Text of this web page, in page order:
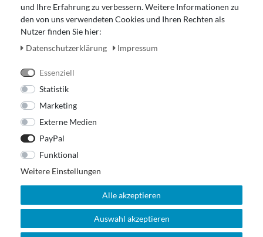
Widerrufsrecht
Zahlung und Versand
Unser Ladengeschäft
und Ihre Erfahrung zu verbessern. Weitere Informationen zu
den von uns verwendeten Cookies und Ihren Rechten als
Nutzer finden Sie hier:
Daten­schutz­erklärung
Impressum
Essenziell
Statistik
Marketing
Externe Medien
PayPal
Funktional
Weitere Einstellungen
Alle akzeptieren
Auswahl akzeptieren